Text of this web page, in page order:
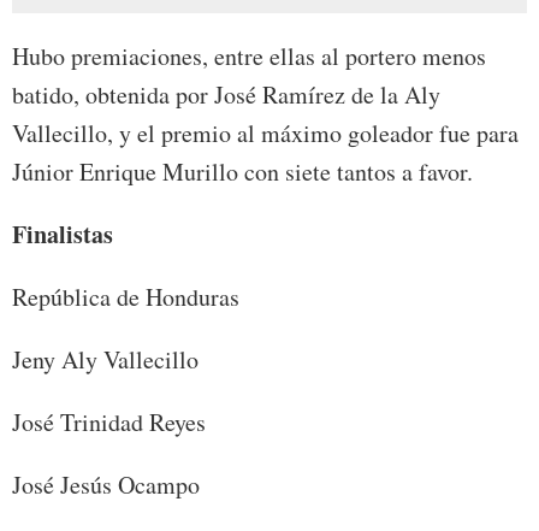
Hubo premiaciones, entre ellas al portero menos
batido, obtenida por José Ramírez de la Aly
Vallecillo, y el premio al máximo goleador fue para
Júnior Enrique Murillo con siete tantos a favor.
Finalistas
República de Honduras
Jeny Aly Vallecillo
José Trinidad Reyes
José Jesús Ocampo